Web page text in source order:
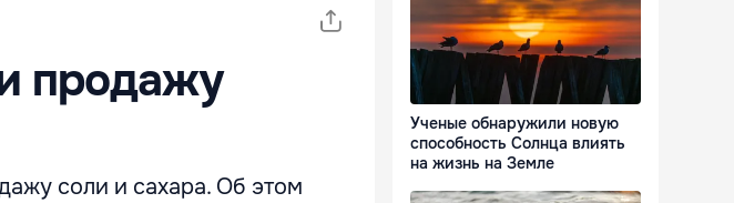
продажу
соли и сахара. Об этом
Ученые обнаружили новую
способность Солнца влиять
на жизнь на Земле